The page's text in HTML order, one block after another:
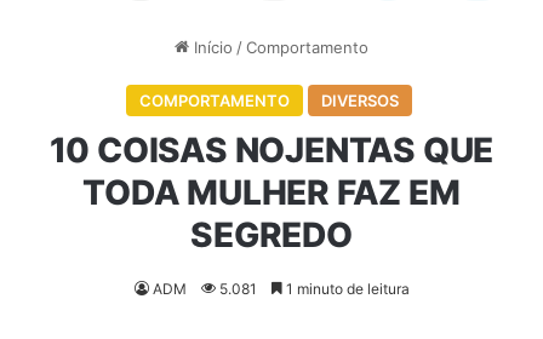
Início /Comportamento
COMPORTAMENTO DIVERSOS
10 COISAS NOJENTAS QUE
TODA MULHER FAZ EM
SEGREDO
ADM 5.081 1 minuto de leitura